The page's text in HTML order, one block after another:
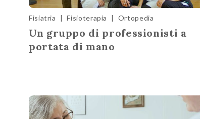
Fisiatria Fisioterapia Ortopedia
Un gruppo di professionisti a
portata di mano